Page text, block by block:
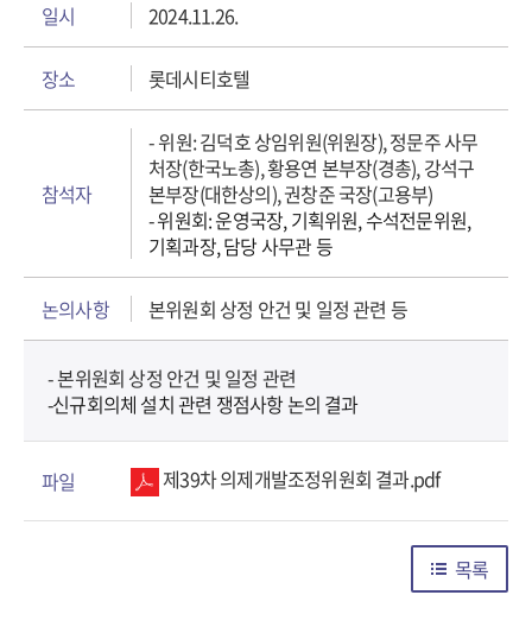
일시 2024.11.26.
장소 롯데시티호텔
참석자
- 위원: 김덕호 상임위원(위원장), 정문주 사무
처장(한국노총), 황용연 본부장(경총), 강석구
본부장(대한상의), 권창준 국장(고용부)
- 위원회: 운영국장, 기획위원, 수석전문위원,
기획과장, 담당 사무관 등
논의사항 본위원회 상정 안건 및 일정 관련 등
- 본위원회 상정 안건 및 일정 관련
-신규회의체 설치 관련 쟁점사항 논의 결과
파일 제39차 의제개발조정위원회 결과.pdf
목록